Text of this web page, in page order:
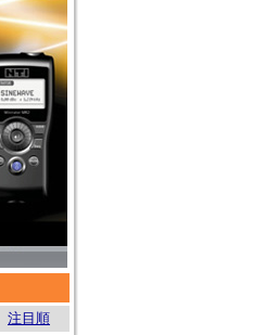
注目順